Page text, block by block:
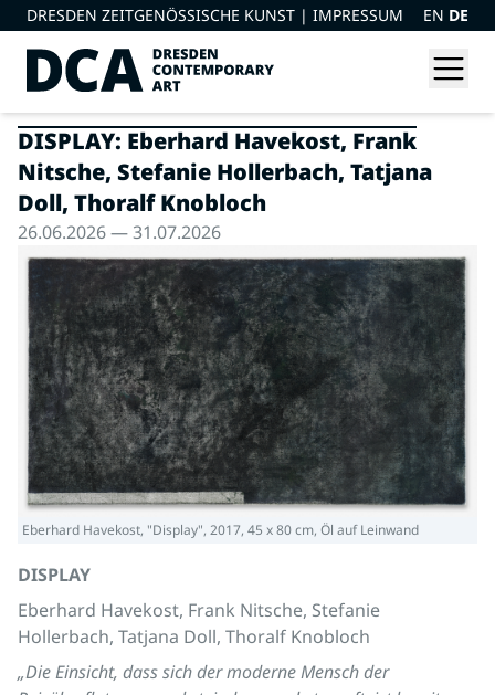
DRESDEN ZEITGENÖSSISCHE KUNST | IMPRESSUM EN DE
DISPLAY: Eberhard Havekost, Frank
Nitsche, Stefanie Hollerbach, Tatjana
Doll, Thoralf Knobloch
26.06.2026 — 31.07.2026
Eberhard Havekost, "Display", 2017, 45 x 80 cm, Öl auf Leinwand
DISPLAY
Eberhard Havekost, Frank Nitsche, Stefanie
Hollerbach, Tatjana Doll, Thoralf Knobloch
„Die Einsicht, dass sich der moderne Mensch der